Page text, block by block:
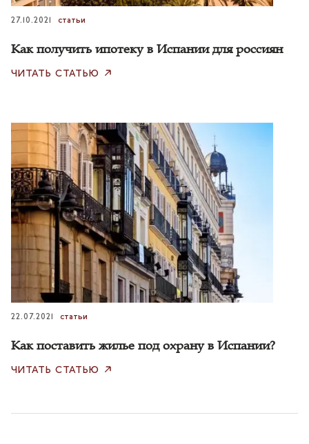
27.10.2021 статьи
Как получить ипотеку в Испании для россиян
ЧИТАТЬ СТАТЬЮ
22.07.2021 статьи
Как поставить жилье под охрану в Испании?
ЧИТАТЬ СТАТЬЮ